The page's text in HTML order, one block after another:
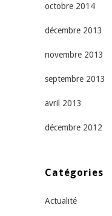
octobre 2014
décembre 2013
novembre 2013
septembre 2013
avril 2013
décembre 2012
Catégories
Actualité